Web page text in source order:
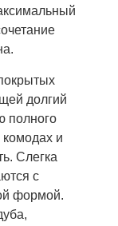
долгий
полного
и
Слегка
с
формой.